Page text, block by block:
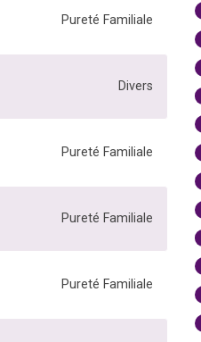
Pureté Familiale
Divers
Pureté Familiale
Pureté Familiale
Pureté Familiale